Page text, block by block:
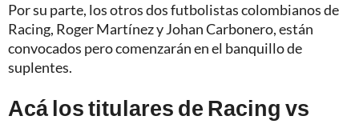
Por su parte, los otros dos futbolistas colombianos de
Racing, Roger Martínez y Johan Carbonero, están
convocados pero comenzarán en el banquillo de
suplentes.
Acá los titulares de Racing vs